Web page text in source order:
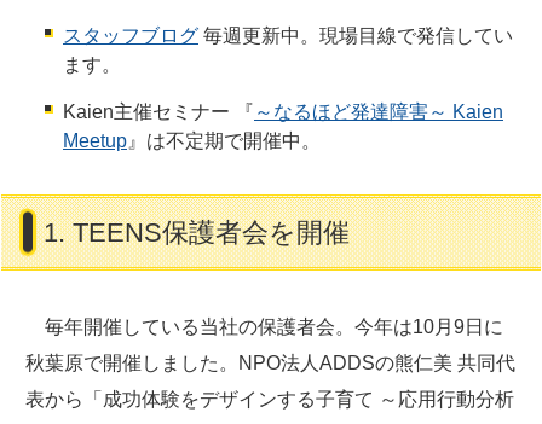
スタッフブログ 毎週更新中。現場目線で発信してい
ます。
Kaien主催セミナー 『 ～なるほど発達障害～ Kaien
Meetup 』は不定期で開催中。
1. TEENS保護者会を開催
毎年開催している当社の保護者会。今年は10月9日に
秋葉原で開催しました。NPO法人ADDSの熊仁美 共同代
表から「成功体験をデザインする子育て ～応用行動分析